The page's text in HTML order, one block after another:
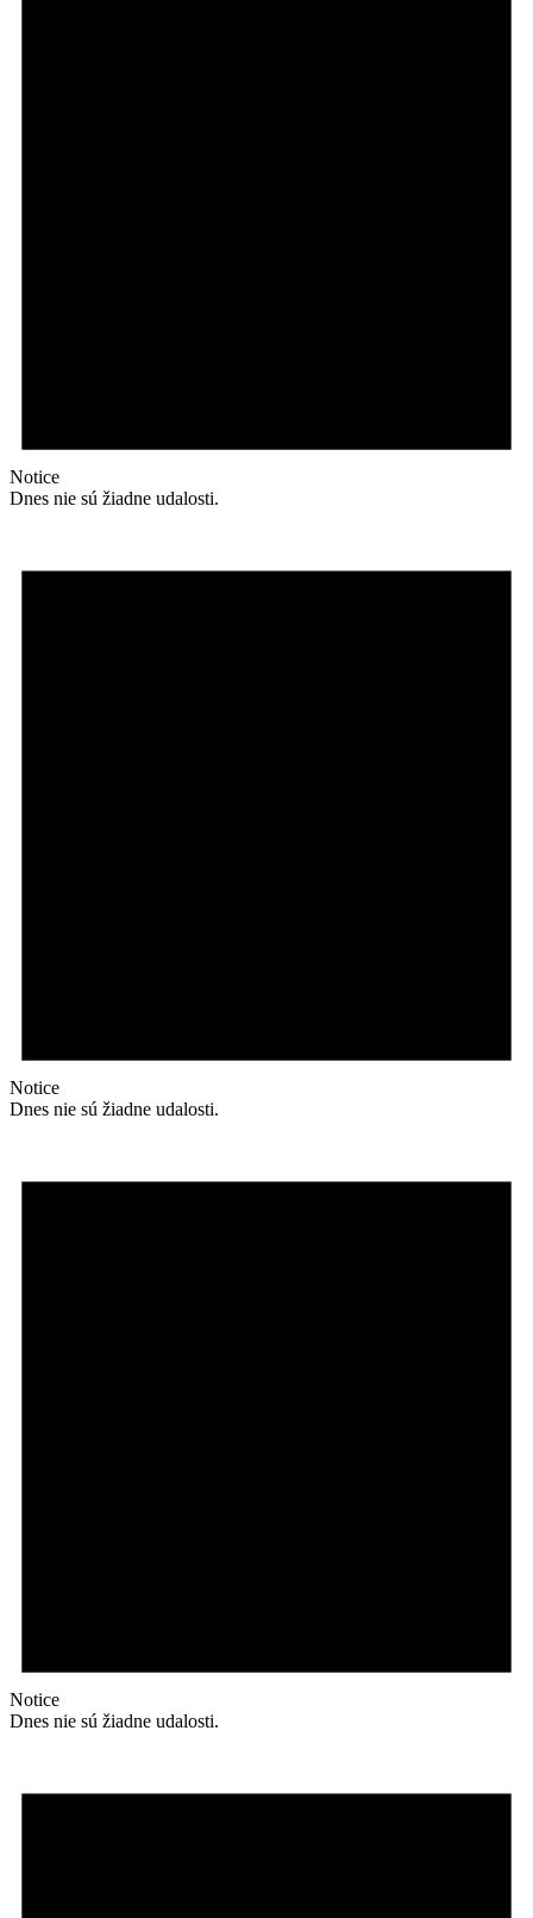
Notice
Dnes nie sú žiadne udalosti.
Notice
Dnes nie sú žiadne udalosti.
Notice
Dnes nie sú žiadne udalosti.